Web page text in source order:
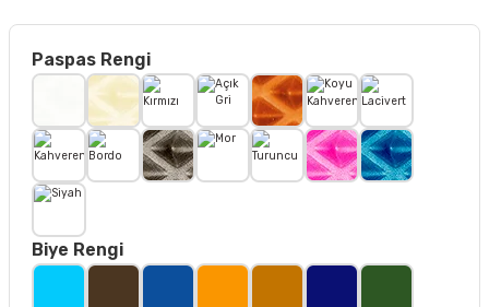
Paspas Rengi
Biye Rengi